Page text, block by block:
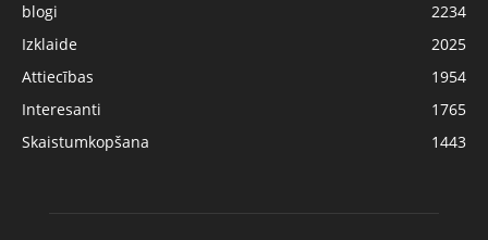
blogi
2234
Izklaide
2025
Attiecības
1954
Interesanti
1765
Skaistumkopšana
1443